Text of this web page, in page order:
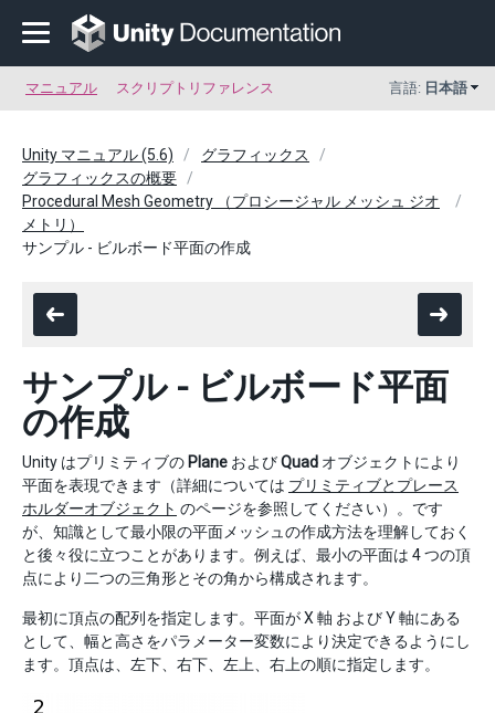
マニュアル スクリプトリファレンス 言語: 日本語
Unity マニュアル (5.6)
グラフィックス
グラフィックスの概要
Procedural Mesh Geometry （プロシージャル メッシュ ジオ
メトリ）
サンプル - ビルボード平面の作成
サンプル - ビルボード平面
の作成
Unity はプリミティブの Plane およびQuad オブジェクトにより
平面を表現できます（詳細については プリミティブとプレース
ホルダーオブジェクト のページを参照してください）。です
が、知識として最小限の平面メッシュの作成方法を理解しておく
と後々役に立つことがあります。例えば、最小の平面は 4 つの頂
点により二つの三角形とその角から構成されます。
最初に頂点の配列を指定します。平面が X 軸 および Y 軸にある
として、幅と高さをパラメーター変数により決定できるようにし
ます。頂点は、左下、右下、左上、右上の順に指定します。